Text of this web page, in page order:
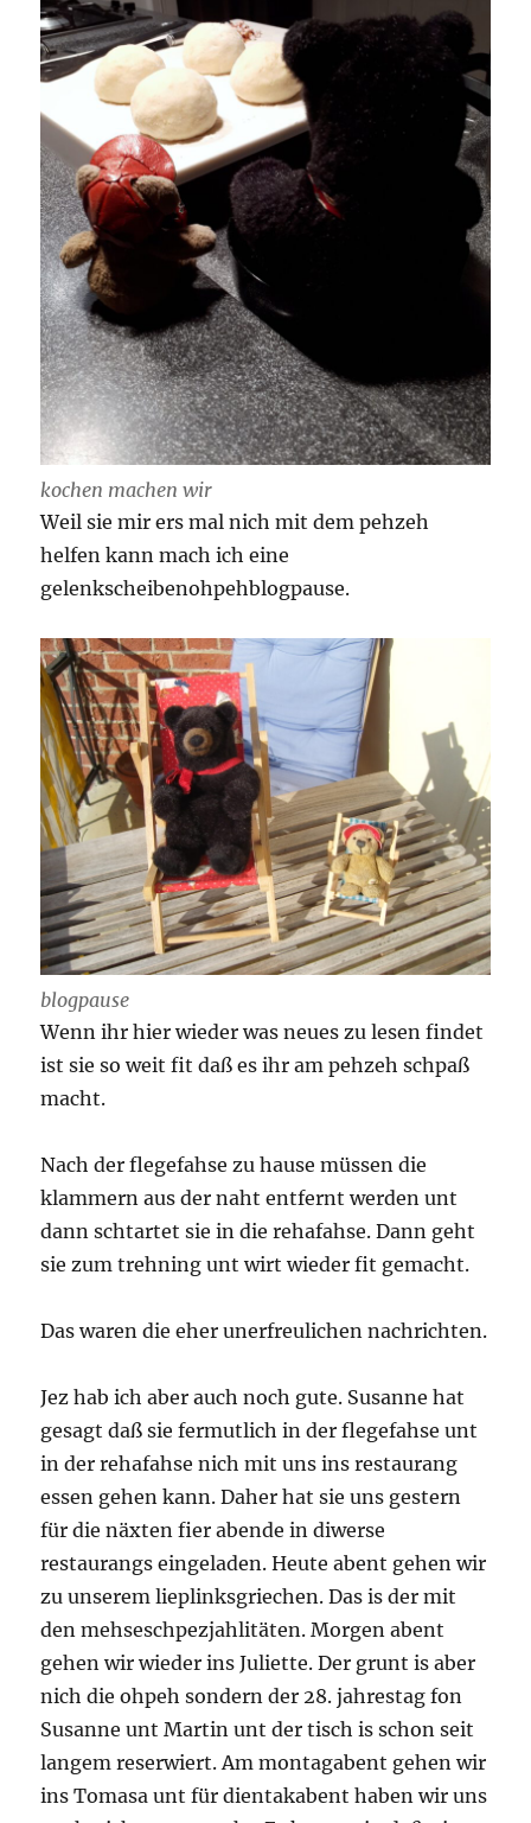
kochen machen wir
Weil sie mir ers mal nich mit dem pehzeh
helfen kann mach ich eine
gelenkscheibenohpehblogpause.
blogpause
Wenn ihr hier wieder was neues zu lesen findet
ist sie so weit fit daß es ihr am pehzeh schpaß
macht.
Nach der flegefahse zu hause müssen die
klammern aus der naht entfernt werden unt
dann schtartet sie in die rehafahse. Dann geht
sie zum trehning unt wirt wieder fit gemacht.
Das waren die eher unerfreulichen nachrichten.
Jez hab ich aber auch noch gute. Susanne hat
gesagt daß sie fermutlich in der flegefahse unt
in der rehafahse nich mit uns ins restaurang
essen gehen kann. Daher hat sie uns gestern
für die näxten fier abende in diwerse
restaurangs eingeladen. Heute abent gehen wir
zu unserem lieplinksgriechen. Das is der mit
den mehseschpezjahlitäten. Morgen abent
gehen wir wieder ins Juliette. Der grunt is aber
nich die ohpeh sondern der 28. jahrestag fon
Susanne unt Martin unt der tisch is schon seit
langem reserwiert. Am montagabent gehen wir
ins Tomasa unt für dientakabent haben wir uns